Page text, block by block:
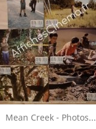
Mean Creek - Photos...